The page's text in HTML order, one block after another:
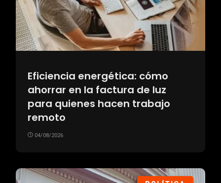
Eficiencia energética: cómo
ahorrar en la factura de luz
para quienes hacen trabajo
remoto
04/08/2026